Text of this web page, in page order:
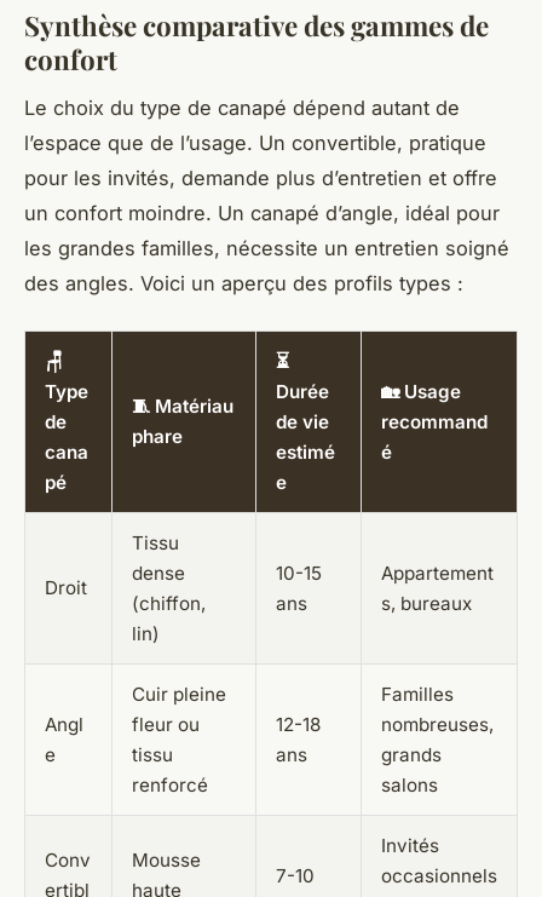
Synthèse comparative des gammes de
confort
Le choix du type de canapé dépend autant de
l’espace que de l’usage. Un convertible, pratique
pour les invités, demande plus d’entretien et offre
un confort moindre. Un canapé d’angle, idéal pour
les grandes familles, nécessite un entretien soigné
des angles. Voici un aperçu des profils types :
🪑
Type
de
cana
pé
🧵 Matériau
phare
⏳
Durée
de vie
estimé
e
🏡 Usage
recommand
é
Droit
Tissu
dense
(chiffon,
lin)
10-15
ans
Appartement
s, bureaux
Angl
e
Cuir pleine
fleur ou
tissu
renforcé
12-18
ans
Familles
nombreuses,
grands
salons
Conv
ertibl
Mousse
haute
7-10
Invités
occasionnels